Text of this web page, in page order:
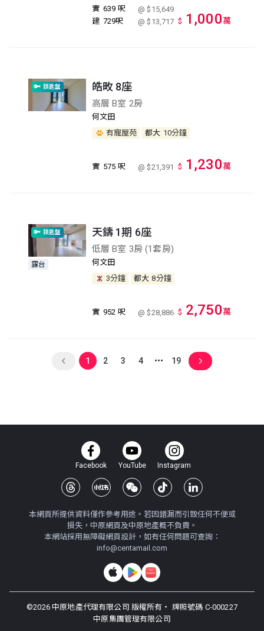
實 639 呎
@ $15,649
建 729呎 @ $13,717 $ 1,000萬
鎖匙盤 皓畋 8座
高層 B室 2房
何文田
有寵屋苑
都大 10分鐘
實 575 呎 @ $21,391 $ 1,230萬
鎖匙盤
露台
天鑄 1期 6座
低層 B室 3房 (1套房)
何文田
3分鐘
都大 8分鐘
實 952 呎 @ $28,886 $ 2,750萬
1 2 3 4 19
Facebook YouTube Instagram
本網頁所提供資料僅作參考用途。若因錯漏而引致任何不便或
損失，中原網頁及中原地產概不負責。
本網站採用無障礙網頁設計，如有任何問題可查詢：
info@centamail.com
©2026中原地產代理有限公司 版權所有・ 牌照號碼 C-000227
中原集團管理有限公司